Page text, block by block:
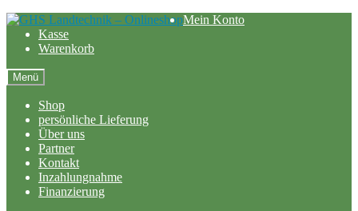
Zur
Navigation
springen
Zum
Inhalt
springen
Mein Konto
Kasse
Warenkorb
Menü
Shop
persönliche Lieferung
Über uns
Partner
Kontakt
Inzahlungnahme
Finanzierung